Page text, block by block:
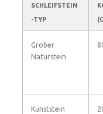
SCHLEIFSTEIN
-TYP
Grober
Naturstein
Kunststein